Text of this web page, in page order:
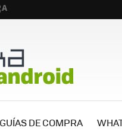
GUÍAS DE COMPRA